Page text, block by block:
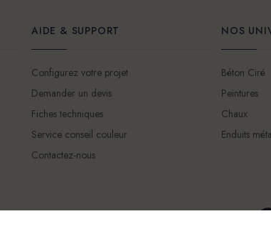
AIDE & SUPPORT
Configurez votre projet
Demander un devis
Fiches techniques
Service conseil couleur
Contactez-nous
NOS
Béton Ciré
Peintures
Chaux
Enduits